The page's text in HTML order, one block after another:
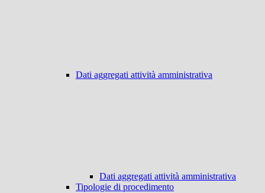
Dati aggregati attività amministrativa
Dati aggregati attività amministrativa
Tipologie di procedimento